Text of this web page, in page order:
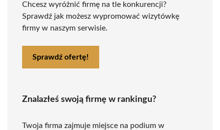
Chcesz wyróżnić firmę na tle konkurencji?
Sprawdź jak możesz wypromować wizytówkę
firmy w naszym serwisie.
Sprawdź ofertę!
Znalazłeś swoją firmę w rankingu?
Twoja firma zajmuje miejsce na podium w